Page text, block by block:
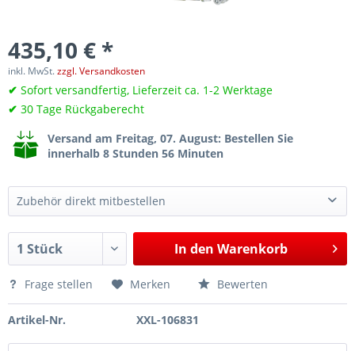
435,10 € *
inkl. MwSt.zzgl. Versandkosten
✔ Sofort versandfertig, Lieferzeit ca. 1-2 Werktage
✔ 30 Tage Rückgaberecht
Versand am Freitag, 07. August: Bestellen Sie
innerhalb 8 Stunden 56 Minuten
Zubehör direkt mitbestellen
Hydraulikpumpe, manuelle Fuß- & Handbedienung, 20 / 700 bar, inkl. 2,2 m Schlauch + Kupplung
227,65 €*
Hydraulikzylinder, Hohlkolbenzylinder, kleine Ausführung, 20 Tonnen, 700 bar, Ø 100 mm, Höhe 60 mm
221,15 €*
Hydraulikzylinder 18,2t, doppelwirkender Hohlkolbenzylinder mit M20x2.5, für Zug- und Druckanwendung
In den Warenkorb
Frage stellen Merken Bewerten
Artikel-Nr. XXL-106831